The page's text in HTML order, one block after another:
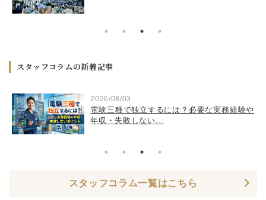
スタッフコラムの新着記事
2026/08/03
電験三種で独立するには？必要な実務経験や
年収・失敗しない...
スタッフコラム一覧はこちら